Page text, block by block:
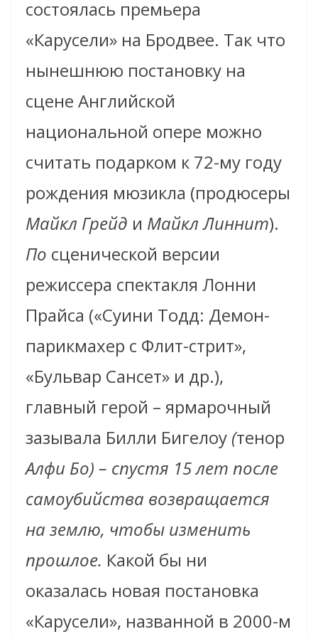
состоялась премьера
«Карусели» на Бродвее. Так что
нынешнюю постановку на
сцене Английской
национальной опере можно
считать подарком к 72-му году
рождения мюзикла (продюсеры
Майкл Грейд и Майкл Линнит).
По сценической версии
режиссера спектакля Лонни
Прайса («Суини Тодд: Демон-
парикмахер с Флит-стрит»,
«Бульвар Сансет» и др.),
главный герой – ярмарочный
зазывала Билли Бигелоу (тенор
Алфи Бо) – спустя 15 лет после
самоубийства возвращается
на землю, чтобы изменить
прошлое. Какой бы ни
оказалась новая постановка
«Карусели», названной в 2000-м